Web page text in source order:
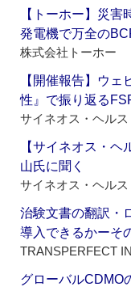
【トーホー】災
発電機で万全の
株式会社トーホー
【開催報告】ウ
性』で振り返る
サイネオス・ヘル
【サイネオス・
山氏に聞く
サイネオス・ヘル
治験文書の翻訳・
導入できるかーそ
TRANSPERFECT
グローバルCDMO